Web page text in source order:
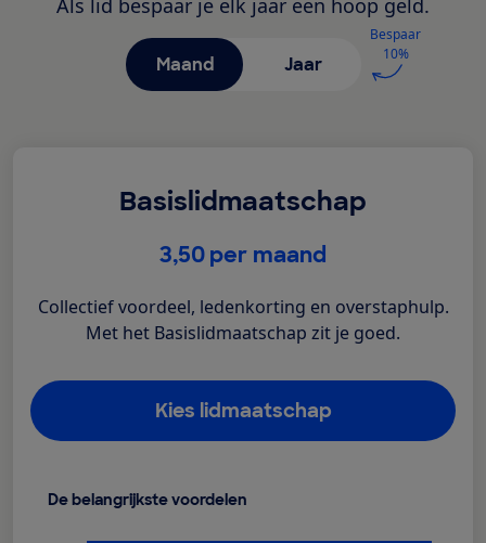
Als lid bespaar je elk jaar een hoop geld.
Maand Jaar
Bespaar
10%
Basislidmaatschap
€
3,50per maand
Collectief voordeel, ledenkorting en overstaphulp.
Met het Basislidmaatschap zit je goed.
Kies lidmaatschap
De belangrijkste voordelen